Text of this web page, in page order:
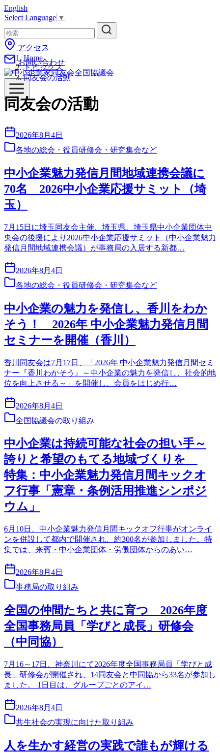
コ
ン
テ
ン
ツ
へ
移
動
English
Select Language ▼
アクセス
お問い合わせ
Home
トピックス
同友会の活動
同友会の活動
2026年8月4日
各地の総会・役員研修会・研究集会など
中小企業魅力発信月間地域連携会議に
70名 2026中小企業応援サミット（埼
玉）
7月15日に埼玉同友会主催、埼玉県、埼玉県中小企業団体中
央会の後援により2026中小企業応援サミット（中小企業魅力
発信月間地域連携会議）が事務局の入居する新都…
2026年8月4日
各地の総会・役員研修会・研究集会など
中小企業の魅力を発信し、香川をわか
そう！ 2026年 中小企業魅力発信月間
セミナーを開催（香川）
香川同友会は7月17日、「2026年 中小企業魅力発信月間セミ
ナー『香川わかそう』～中小企業の魅力を発信し、社会的地
位を向上させる～」を開催し、会員をはじめ行…
2026年8月4日
全国協議会の取り組み
中小企業は持続可能な社会の担い手～
誇りと希望のもてる地域づくりを
特集：中小企業魅力発信月間キックオ
フ行事「憲章・条例活用推進シンポジ
ウム」
6月10日、中小企業魅力発信月間キックオフ行事がオンライ
ンを併設して都内で開催され、約300名が参加しました。特
集では、来賓・中小企業団体・労働団体からのあい…
2026年8月4日
事務局の取り組み
全国の仲間たちと共に育つ 2026年度
全国事務局員「学びと成長」研修会
（中同協）
7月16～17日、神奈川にて2026年度全国事務局員「学びと成
長」研修会が開催され、14同友会と中同協から33名が参加し
ました。 1日目は、グループごとのアイ…
2026年8月4日
共生社会の実現に向けた取り組み
人を生かす経営の実践で誰もが輝ける